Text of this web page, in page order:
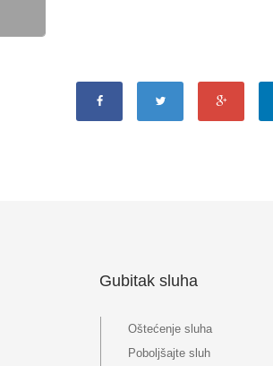
Gubitak sluha
Oštećenje sluha
Poboljšajte sluh